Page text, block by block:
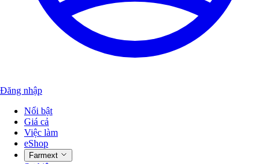
Đăng nhập
Nổi bật
Giá cả
Việc làm
eShop
Farmext